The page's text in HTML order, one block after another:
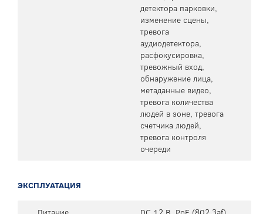
детектора парковки,
изменение сцены,
тревога
аудиодетектора,
расфокусировка,
тревожный вход,
обнаружение лица,
метаданные видео,
тревога количества
людей в зоне, тревога
счетчика людей,
тревога контроля
очереди
ЭКСПЛУАТАЦИЯ